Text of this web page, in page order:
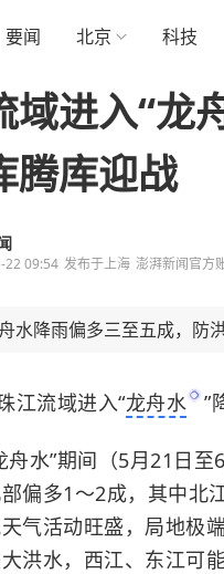
要闻 北京 科技
域进入“龙
腾库迎战
22 09:54 发布于上海 澎湃新闻官方
水降雨偏多三至五成，防
江流域进入“龙舟水 ”
舟水”期间（5月21日
偏多1～2成，其中北
气活动旺盛，局地极
洪水，西江、东江可